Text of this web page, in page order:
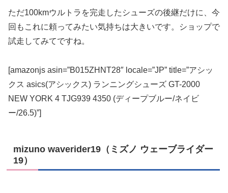
ただ100kmウルトラを完走したシューズの後継だけに、今
回もこれに頼ってみたい気持ちは大きいです。ショップで
試走してみてですね。
[amazonjs asin=”B015ZHNT28″ locale=”JP” title=”アシッ
クス asics(アシックス) ランニングシューズ GT-2000
NEW YORK 4 TJG939 4350 (ディープブルー/ネイビ
ー/26.5)”]
mizuno waverider19（ミズノ ウェーブライダー
19）